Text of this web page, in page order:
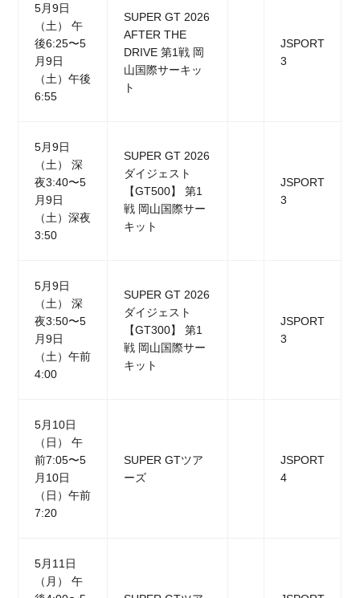
5月9日
（土） 午
後6:25〜5
月9日
（土）午後
6:55
SUPER GT 2026
AFTER THE
DRIVE 第1戦 岡
山国際サーキッ
ト
JSPORT
3
5月9日
（土） 深
夜3:40〜5
月9日
（土）深夜
3:50
SUPER GT 2026
ダイジェスト
【GT500】 第1
戦 岡山国際サー
キット
JSPORT
3
5月9日
（土） 深
夜3:50〜5
月9日
（土）午前
4:00
SUPER GT 2026
ダイジェスト
【GT300】 第1
戦 岡山国際サー
キット
JSPORT
3
5月10日
（日） 午
前7:05〜5
月10日
（日）午前
7:20
SUPER GTツア
ーズ
JSPORT
4
5月11日
（月） 午